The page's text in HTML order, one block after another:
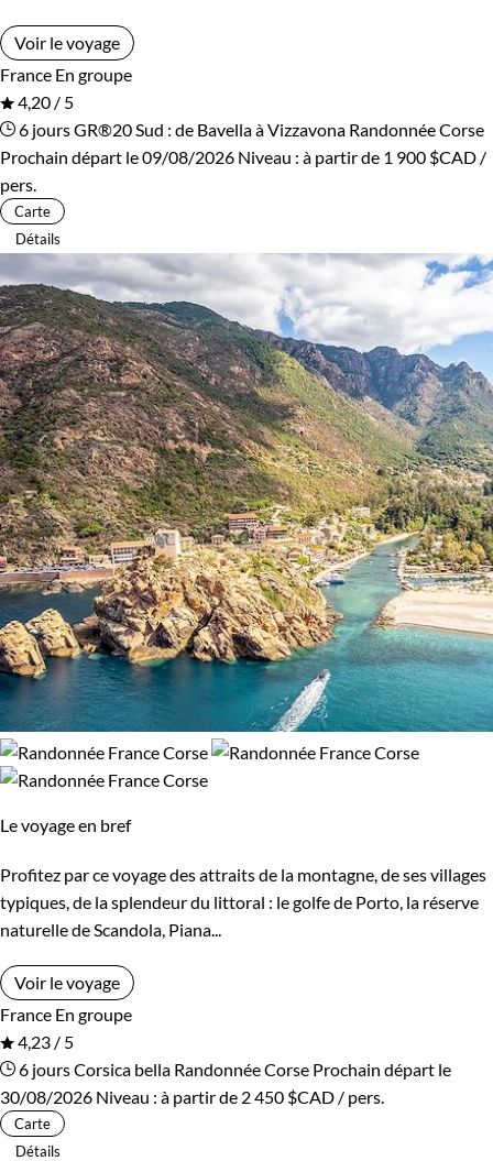
Voir le voyage
France En groupe
4,20 / 5
6 joursGR®20 Sud : de Bavella à Vizzavona Randonnée Corse
Prochain départ le 09/08/2026 Niveau : à partir de 1 900 $CAD /
pers.
Carte
Détails
Le voyage en bref
Profitez par ce voyage des attraits de la montagne, de ses villages
typiques, de la splendeur du littoral : le golfe de Porto, la réserve
naturelle de Scandola, Piana...
Voir le voyage
France En groupe
4,23 / 5
6 joursCorsica bella Randonnée Corse Prochain départ le
30/08/2026 Niveau : à partir de 2 450 $CAD / pers.
Carte
Détails